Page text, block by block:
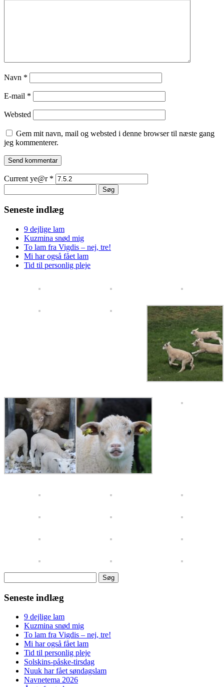
Navn *
E-mail *
Websted
Gem mit navn, mail og websted i denne browser til næste gang
jeg kommenterer.
Current ye@r *
efter:
Seneste indlæg
9 dejlige lam
Kuzmina snød mig
To lam fra Vigdis – nej, tre!
Mi har også fået lam
Tid til personlig pleje
efter:
Seneste indlæg
9 dejlige lam
Kuzmina snød mig
To lam fra Vigdis – nej, tre!
Mi har også fået lam
Tid til personlig pleje
Solskins-påske-tirsdag
Nuuk har fået søndagslam
Navnetema 2026